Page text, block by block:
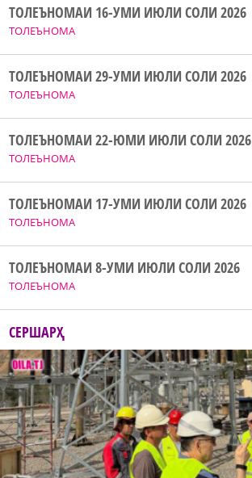
ТОЛЕЪНОМА
ТОЛЕЪНОМАИ 16-УМИ ИЮЛИ СОЛИ 2026
ТОЛЕЪНОМА
ТОЛЕЪНОМАИ 29-УМИ ИЮЛИ СОЛИ 2026
ТОЛЕЪНОМА
ТОЛЕЪНОМАИ 22-ЮМИ ИЮЛИ СОЛИ 2026
ТОЛЕЪНОМА
ТОЛЕЪНОМАИ 17-УМИ ИЮЛИ СОЛИ 2026
ТОЛЕЪНОМА
ТОЛЕЪНОМАИ 8-УМИ ИЮЛИ СОЛИ 2026
СЕРШАРҲ